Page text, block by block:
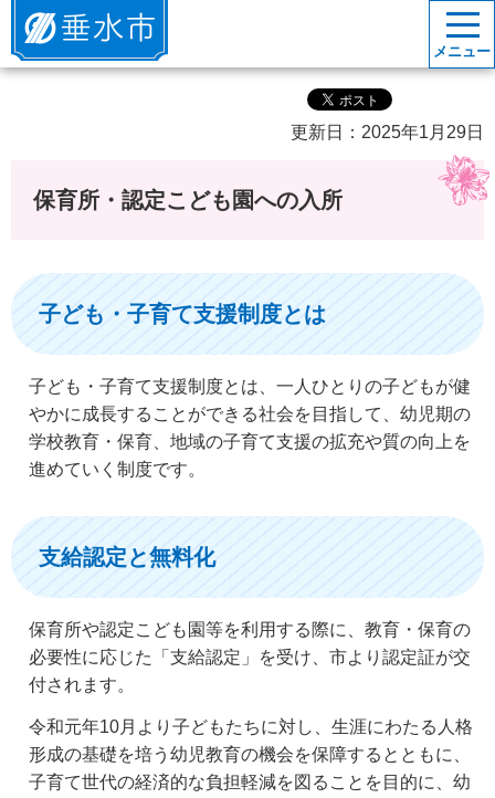
垂水市
メニュー
更新日：2025年1月29日
保育所・認定こども園への入所
子ども・子育て支援制度とは
子ども・子育て支援制度とは、一人ひとりの子どもが健
やかに成長することができる社会を目指して、幼児期の
学校教育・保育、地域の子育て支援の拡充や質の向上を
進めていく制度です。
支給認定と無料化
保育所や認定こども園等を利用する際に、教育・保育の
必要性に応じた「支給認定」を受け、市より認定証が交
付されます。
令和元年10月より子どもたちに対し、生涯にわたる人格
形成の基礎を培う幼児教育の機会を保障するとともに、
子育て世代の経済的な負担軽減を図ることを目的に、幼